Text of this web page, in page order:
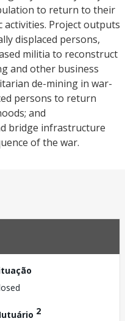
to return to their
activities. Project outputs
displaced persons,
militia to reconstruct
and other business
de-mining in war-
persons to return
and
bridge infrastructure
of the war.
2